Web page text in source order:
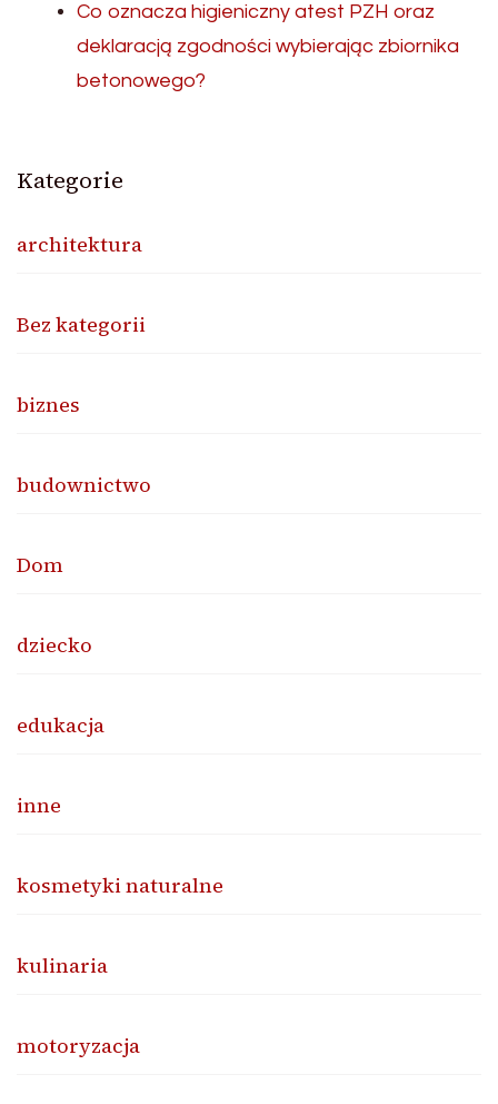
Co oznacza higieniczny atest PZH oraz
deklaracją zgodności wybierając zbiornika
betonowego?
Kategorie
architektura
Bez kategorii
biznes
budownictwo
Dom
dziecko
edukacja
inne
kosmetyki naturalne
kulinaria
motoryzacja